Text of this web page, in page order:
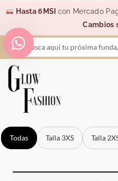
contenido
Hasta 6MSI con Mercado
Cambios
Search
...
Todas Talla 3XS Talla